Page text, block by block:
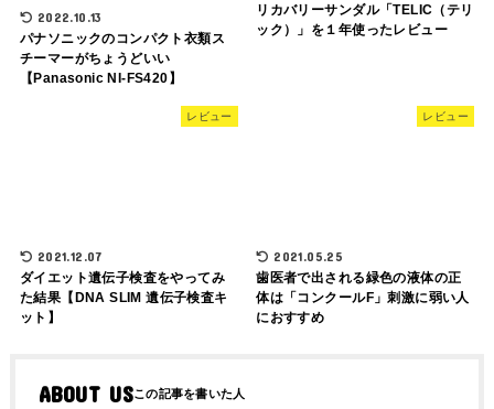
2022.10.13
パナソニックのコンパクト衣類ス
チーマーがちょうどいい
【Panasonic NI-FS420】
リカバリーサンダル「TELIC（テリ
ック）」を１年使ったレビュー
レビュー
2021.12.07
ダイエット遺伝子検査をやってみ
た結果【DNA SLIM 遺伝子検査キ
ット】
レビュー
2021.05.25
歯医者で出される緑色の液体の正
体は「コンクールF」刺激に弱い人
におすすめ
ABOUT US